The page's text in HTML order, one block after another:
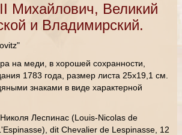
Михайлович, Великий
и Владимирский.
на меди, в хорошей сохранности,
1783 года, размер листа 25х19,1 см.
знаками в виде характерной
Леспинас (Louis-Nicolas de
dit Chevalier de Lespinasse, 12